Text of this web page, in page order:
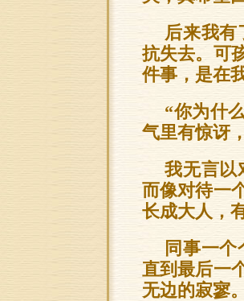
后来我有
抗失去。可
件事，是在
“你为什
气里有惊讶
我无言以
而像对待一
长成大人，
同事一
直到最后一
无边的寂寥